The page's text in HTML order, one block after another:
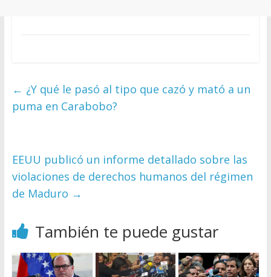
← ¿Y qué le pasó al tipo que cazó y mató a un
puma en Carabobo?
EEUU publicó un informe detallado sobre las
violaciones de derechos humanos del régimen
de Maduro →
También te puede gustar